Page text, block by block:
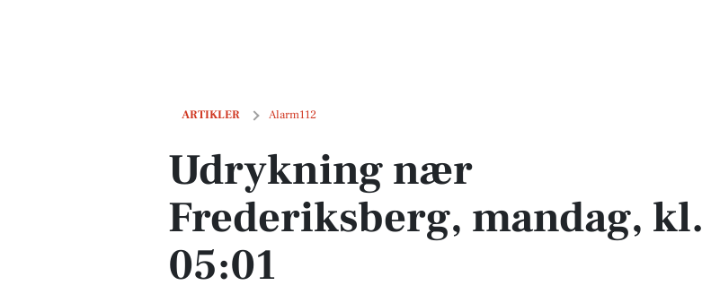
ARTIKLER Alarm112
Udrykning nær Frederiksberg, mandag, kl. 05:01
Udrykning nær
Frederiksberg, mandag, kl.
05:01